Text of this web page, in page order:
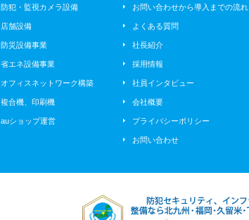
防犯・監視カメラ設備
店舗設備
防災設備事業
省エネ設備事業
オフィスネットワーク構築
複合機、印刷機
auショップ運営
お問い合わせから導入までの流れ
よくある質問
社長紹介
採用情報
社員インタビュー
会社概要
プライバシーポリシー
お問い合わせ